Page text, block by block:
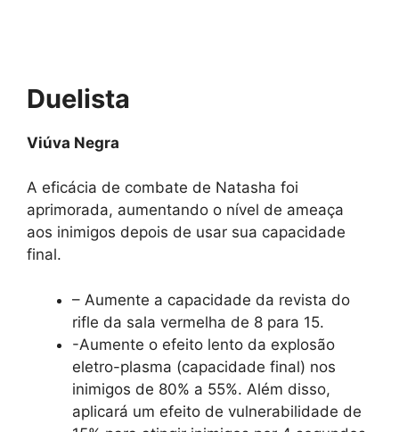
Duelista
Viúva Negra
A eficácia de combate de Natasha foi
aprimorada, aumentando o nível de ameaça
aos inimigos depois de usar sua capacidade
final.
– Aumente a capacidade da revista do
rifle da sala vermelha de 8 para 15.
-Aumente o efeito lento da explosão
eletro-plasma (capacidade final) nos
inimigos de 80% a 55%. Além disso,
aplicará um efeito de vulnerabilidade de